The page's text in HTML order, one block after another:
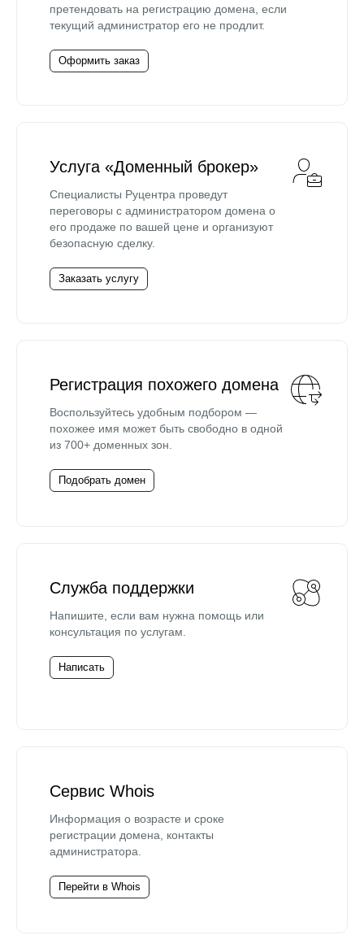
претендовать на регистрацию домена, если
текущий администратор его не продлит.
Оформить заказ
Услуга «Доменный брокер»
Специалисты Руцентра проведут
переговоры с администратором домена о
его продаже по вашей цене и организуют
безопасную сделку.
Заказать услугу
Регистрация похожего домена
Воспользуйтесь удобным подбором —
похожее имя может быть свободно в одной
из 700+ доменных зон.
Подобрать домен
Служба поддержки
Напишите, если вам нужна помощь или
консультация по услугам.
Написать
Сервис Whois
Информация о возрасте и сроке
регистрации домена, контакты
администратора.
Перейти в Whois